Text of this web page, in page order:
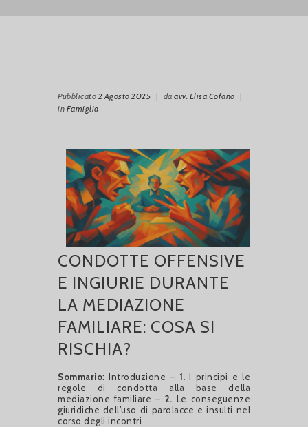
Pubblicato 2 Agosto 2025 | da avv. Elisa Cofano |
in Famiglia
CONDOTTE OFFENSIVE
E INGIURIE DURANTE
LA MEDIAZIONE
FAMILIARE: COSA SI
RISCHIA?
Sommario: Introduzione – 1. I principi e le
regole di condotta alla base della
mediazione familiare – 2. Le conseguenze
giuridiche dell’uso di parolacce e insulti nel
corso degli incontri